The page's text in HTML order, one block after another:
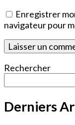
Enregistrer
navigateur pour
Rechercher
Derniers